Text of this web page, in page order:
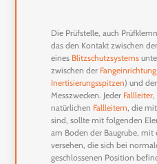
Die Prüfstelle, auch
das den Kontakt zwischen
eines Blitzschutzsystems
zwischen der Fangeinrichtung
Inertisierungsspitzen) und
Messzwecken. Jeder Fallleiter,
natürlichen Fallleitern, die mit
sind, sollte mit folgenden
am Boden der Baugrube, mit
versehen, die sich bei
geschlossenen Position